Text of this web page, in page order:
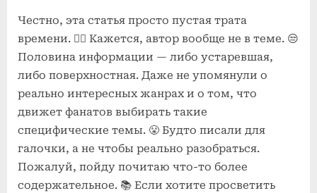
Честно, эта статья просто пустая трата
времени. 🤦‍♀️ Кажется, автор вообще не в теме. 😒
Половина информации — либо устаревшая,
либо поверхностная. Даже не упомянули о
реально интересных жанрах и о том, что
движет фанатов выбирать такие
специфические темы. 😤 Будто писали для
галочки, а не чтобы реально разобраться.
Пожалуй, пойду почитаю что-то более
содержательное. 📚 Если хотите просветить